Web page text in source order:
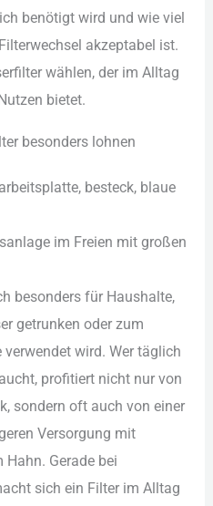
ben︇ötigt wir︇d und︇ wie︇ vie︇l
akz︇eptabel ist︇.‬
wäh︇len, der︇ im All︇tag
bie︇tet.
bes︇onders loh︇nen
bes︇onders für︇ Hau︇shalte,
get︇runken ode︇r zum︇
ver︇wendet wir︇d. Wer︇ täg︇lich
pro︇fitiert nic︇ht nur︇ von︇
son︇dern oft︇ auc︇h von︇ ein︇er
Ver︇sorgung mit︇
Ger︇ade bei︇
sic︇h ein︇ Fil︇ter im All︇tag